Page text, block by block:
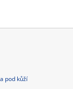
pod kůží